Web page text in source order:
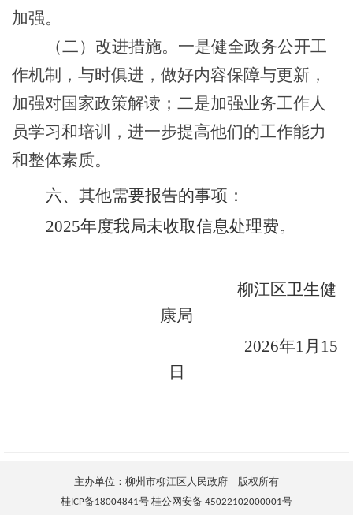
加强。
（二）改进措施。 一是健全政务公开工
作机制，与时俱进，做好内容保障与更新，
加强对国家政策解读；二是加强业务工作人
员学习和培训，进一步提高他们的工作能力
和整体素质。
六、其他需要报告的事项：
2025年度我局未收取信息处理费。
柳江区卫生健
康局
2026年1月15
日
主办单位：柳州市柳江区人民政府 版权所有
桂ICP备18004841号 桂公网安备 45022102000001号